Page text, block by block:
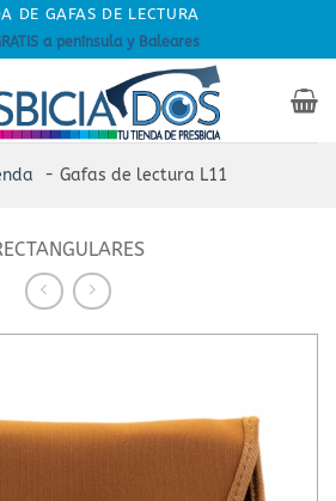
DE GAFAS DE LECTURA
a península y Baleares
Gafas de lectura L11